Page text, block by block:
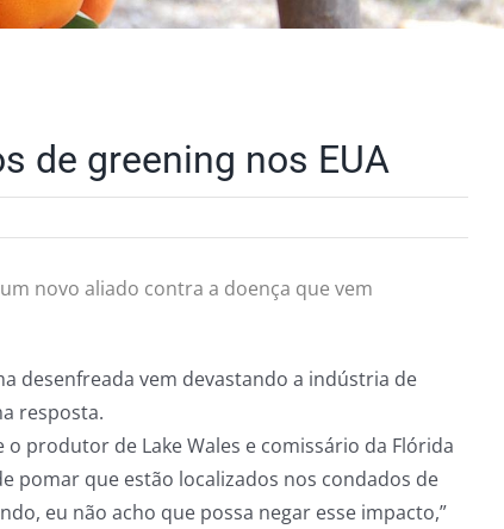
de greening nos EUA
novo aliado contra a doença que vem
desenfreada vem devastando a indústria de
resposta.
produtor de Lake Wales e comissário da Flórida
pomar que estão localizados nos condados de
eu não acho que possa negar esse impacto,”